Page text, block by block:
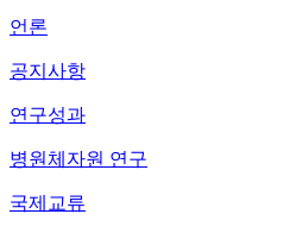
언론
공지사항
연구성과
병원체자원 연구
국제교류